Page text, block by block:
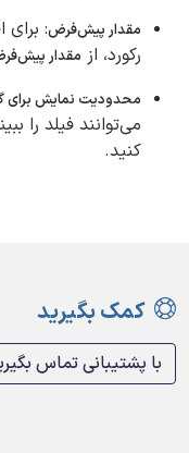
مقدار پیش‌فرض:
رکورد، از مقدار
محدودیت نمایش برای
می‌توانند فیلد را
کنید.
کمک بگیرید
با پشتیبانی تماس